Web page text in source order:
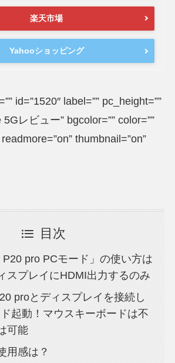
楽天市場
Yahooショッピング
id=”1520″ label=”” pc_height=””
レビュー” bgcolor=”” color=””
thumbnail=”on”
目次
P20 pro PCモード」の使い方は
スプレイにHDMI出力するのみ
proとディスプレイを接続し
起動！マウスキーボードは不
可能
用感は？